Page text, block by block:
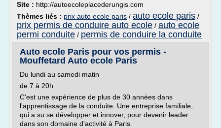
Site : http://autoecoleplacederungis.com
Thèmes liés : prix auto ecole paris / auto ecole paris /
prix permis de conduire auto ecole / auto ecole
permi conduite / permis de conduire la conduite
Auto ecole Paris pour vos permis -
Mouffetard Auto ecole Paris
Du lundi au samedi matin
de 7 à 20h
C'est une expérience de plus de 30 années dans
l'apprentissage de la conduite. Une entreprise familiale,
qui a su se développer et innover, pour devenir leader
dans son domaine d'activité à Paris.